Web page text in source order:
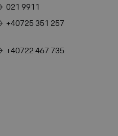
021 9911
+40725 351 257
+40722 467 735